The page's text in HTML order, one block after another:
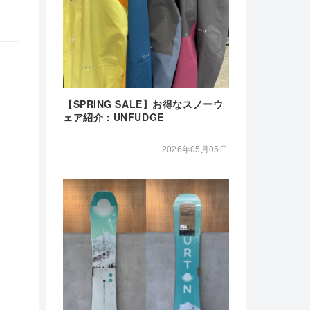
【SPRING SALE】お得なスノーウ
ェア紹介：UNFUDGE
2026年05月05日